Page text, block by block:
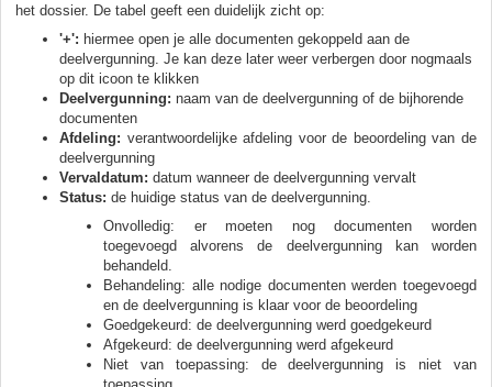
het dossier. De tabel geeft een duidelijk zicht op:
'+': hiermee open je alle documenten gekoppeld aan de
deelvergunning. Je kan deze later weer verbergen door nogmaals
op dit icoon te klikken
Deelvergunning: naam van de deelvergunning of de bijhorende
documenten
Afdeling: verantwoordelijke afdeling voor de beoordeling van de
deelvergunning
Vervaldatum: datum wanneer de deelvergunning vervalt
Status: de huidige status van de deelvergunning.
Onvolledig: er moeten nog documenten worden
toegevoegd alvorens de deelvergunning kan worden
behandeld.
Behandeling: alle nodige documenten werden toegevoegd
en de deelvergunning is klaar voor de beoordeling
Goedgekeurd: de deelvergunning werd goedgekeurd
Afgekeurd: de deelvergunning werd afgekeurd
Niet van toepassing: de deelvergunning is niet van